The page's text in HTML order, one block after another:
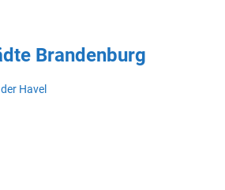
Brandenburg
Havel